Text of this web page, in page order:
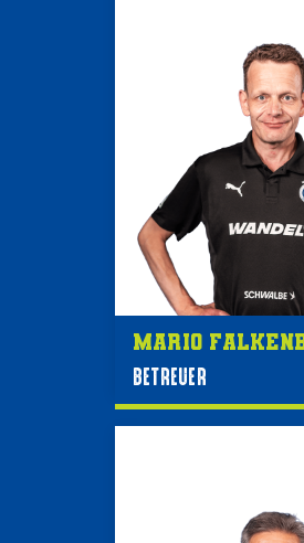
Mario
BETREUER